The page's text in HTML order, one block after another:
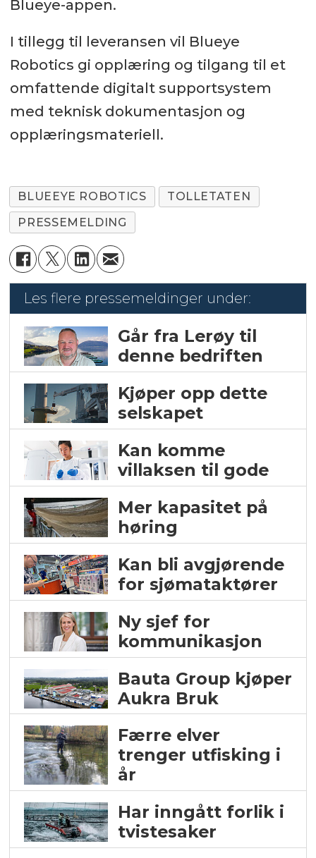
Blueye-appen.
I tillegg til leveransen vil Blueye
Robotics gi opplæring og tilgang til et
omfattende digitalt supportsystem
med teknisk dokumentasjon og
opplæringsmateriell.
BLUEEYE ROBOTICS
TOLLETATEN
PRESSEMELDING
Les flere pressemeldinger under:
Går fra Lerøy til
denne bedriften
Kjøper opp dette
selskapet
Kan komme
villaksen til gode
Mer kapasitet på
høring
Kan bli avgjørende
for sjømataktører
Ny sjef for
kommunikasjon
Bauta Group kjøper
Aukra Bruk
Færre elver
trenger utfisking i
år
Har inngått forlik i
tvistesaker